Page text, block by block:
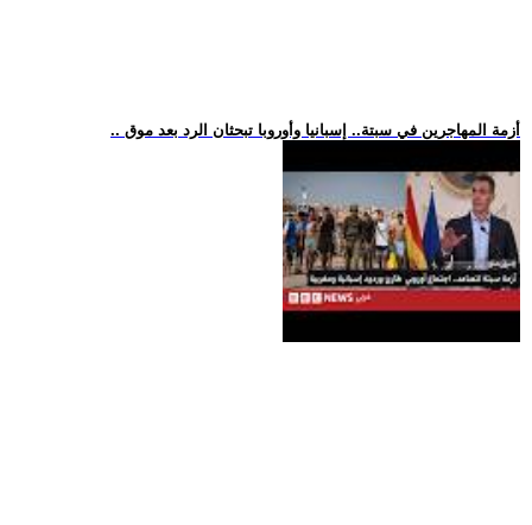
.. أزمة المهاجرين في سبتة.. إسبانيا وأوروبا تبحثان الرد بعد موق